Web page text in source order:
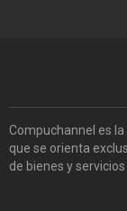
Compuchannel es
que se orienta
de bienes y